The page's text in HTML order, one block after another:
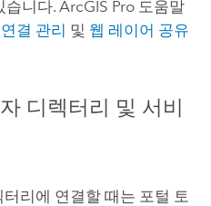
습니다. ArcGIS Pro도움말
결 관리 및 웹 레이어 공유
디렉터리 및 서비
리에 연결할 때는 포털 토